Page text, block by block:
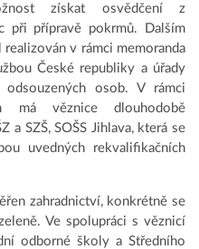
získat osvědčení z
při přípravě pokrmů. Dalším
v rámci memoranda
České republiky a úřady
osob. V rámci
má věznice dlouhodobě
a SZŠ, SOŠS Jihlava, která se
uvedných rekvalifikačních
zahradnictví, konkrétně se
Ve spolupráci s věznicí
odborné školy a Středního